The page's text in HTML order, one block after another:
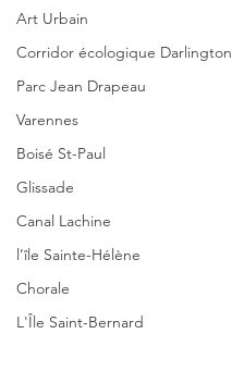
Art Urbain
Corridor écologique Darlington
Parc Jean Drapeau
Varennes
Boisé St-Paul
Glissade
Canal Lachine
l’île Sainte-Hélène
Chorale
L'Île Saint-Bernard